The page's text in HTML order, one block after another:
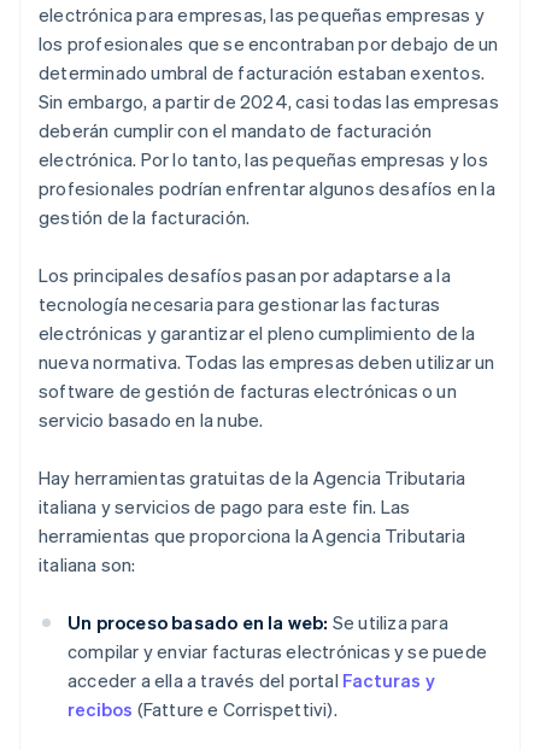
electrónica para empresas, las pequeñas empresas y
los profesionales que se encontraban por debajo de un
determinado umbral de facturación estaban exentos.
Sin embargo, a partir de 2024, casi todas las empresas
deberán cumplir con el mandato de facturación
electrónica. Por lo tanto, las pequeñas empresas y los
profesionales podrían enfrentar algunos desafíos en la
gestión de la facturación.
Los principales desafíos pasan por adaptarse a la
tecnología necesaria para gestionar las facturas
electrónicas y garantizar el pleno cumplimiento de la
nueva normativa. Todas las empresas deben utilizar un
software de gestión de facturas electrónicas o un
servicio basado en la nube.
Hay herramientas gratuitas de la Agencia Tributaria
italiana y servicios de pago para este fin. Las
herramientas que proporciona la Agencia Tributaria
italiana son:
Un proceso basado en la web: Se utiliza para
compilar y enviar facturas electrónicas y se puede
acceder a ella a través del portal Facturas y
recibos (Fatture e Corrispettivi).